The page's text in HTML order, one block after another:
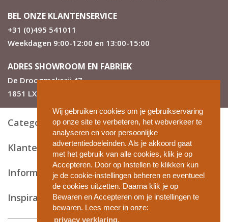
Wij gebruiken cookies om je gebruikservaring
op onze site te verbeteren, het webverkeer te
analyseren en voor persoonlijke
advertentiedoeleinden. Als je akkoord gaat
met het gebruik van alle cookies, klik je op
Accepteren. Door op Instellen te klikken kun
je de cookie-instellingen beheren en eventueel
de cookies uitzetten. Daarna klik je op
Bewaren en Accepteren om je instellingen te
bewaren. Lees meer in onze:
privacy verklaring.
BEL ONZE KLANTENSERVICE
+31 (0)495 541011
Weekdagen 9:00-12:00 en 13:00-15:00
ADRES SHOWROOM EN FABRIEK
De Droogmakerij 47
1851 LX Heiloo
Categorieën
Klantenservice
Informatie en tips
Inspiratie